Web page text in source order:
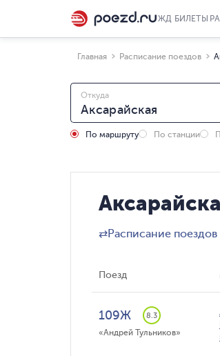
ЖД БИЛЕТЫ
Главная Расписание поездов
Откуда
По маршруту По станции
⇄Расписание
Поезд
109Ж 8.3
«Андрей Тульников»